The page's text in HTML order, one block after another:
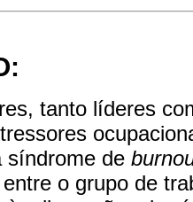
tanto líderes
síndrome de
o grupo de